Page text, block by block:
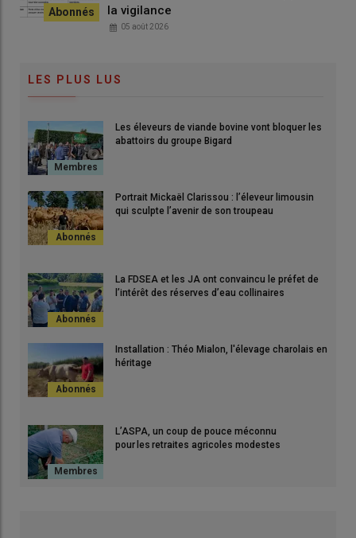
la vigilance
05 août 2026
LES PLUS LUS
Les éleveurs de viande bovine vont bloquer les
abattoirs du groupe Bigard
Portrait Mickaël Clarissou : l’éleveur limousin
qui sculpte l’avenir de son troupeau
La FDSEA et les JA ont convaincu le préfet de
l’intérêt des réserves d’eau collinaires
Installation : Théo Mialon, l'élevage charolais en
héritage
L’ASPA, un coup de pouce méconnu
pour les retraites agricoles modestes